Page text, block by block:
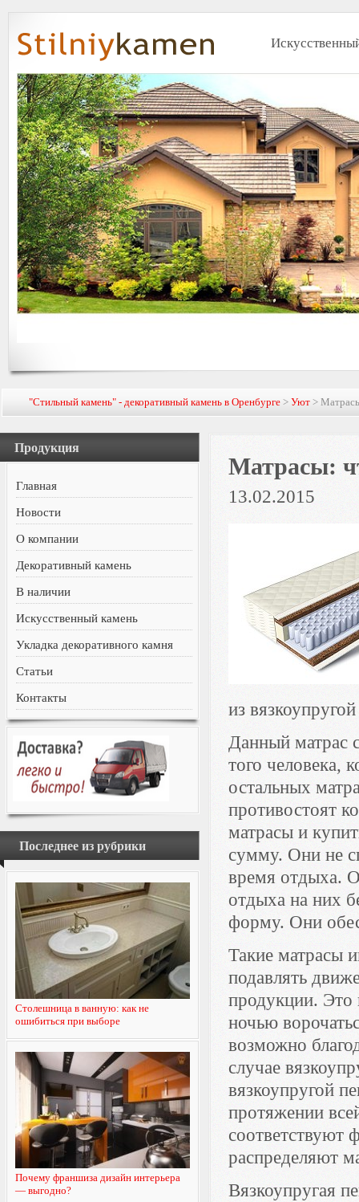
"Стильный камень" - декоративный камень в Оренбурге >Уют >
Продукция
Главная
Новости
О компании
Декоративный камень
В наличии
Искусственный камень
Укладка декоративного камня
Статьи
Контакты
Последнее из рубрики
Столешница в ванную: как не
ошибиться при выборе
Почему франшиза дизайн интерьера
— выгодно?
Матрасы:
13.02.2015
из
Данный матрас
того человека,
остальных
противостоят
матрасы и
сумму. Они не
время отдыха.
отдыха на них
форму. Они
Такие матрасы
подавлять
продукции. Это
ночью
возможно
случае
вязкоупругой
протяжении
соответствуют
распределяют
Вязкоупругая